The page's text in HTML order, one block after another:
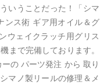
いうことだった！「シマ
ンス術 ギア用オイル＆グ
ウェイクラッチ用グリス
まで完備しております。
の パーツ発注 から 取り
マノ製リールの修理＆メ